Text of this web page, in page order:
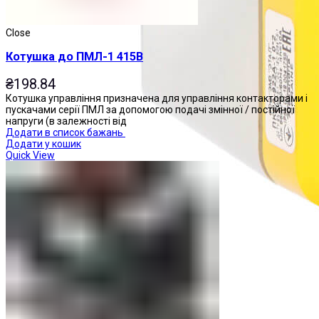
Close
Котушка до ПМЛ-1 415В
₴198.84
Котушка управління призначена для управління контакторами і
пускачами серії ПМЛ за допомогою подачі змінної / постійної
напруги (в залежності від
Додати в список бажань
Додати у кошик
Quick View